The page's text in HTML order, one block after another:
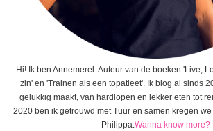
Hi! Ik ben Annemerel. Auteur van de boeken 'Live,
zin' en 'Trainen als een topatleet'. Ik blog al sinds
gelukkig maakt, van hardlopen en lekker eten tot
2020 ben ik getrouwd met Tuur en samen kregen
Philippa.Wanna know more?